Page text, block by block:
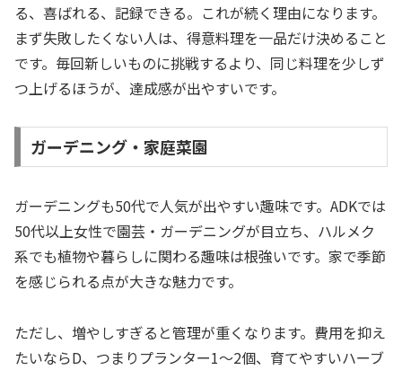
る、喜ばれる、記録できる。これが続く理由になります。
まず失敗したくない人は、得意料理を一品だけ決めること
です。毎回新しいものに挑戦するより、同じ料理を少しず
つ上げるほうが、達成感が出やすいです。
ガーデニング・家庭菜園
ガーデニングも50代で人気が出やすい趣味です。ADKでは
50代以上女性で園芸・ガーデニングが目立ち、ハルメク
系でも植物や暮らしに関わる趣味は根強いです。家で季節
を感じられる点が大きな魅力です。
ただし、増やしすぎると管理が重くなります。費用を抑え
たいならD、つまりプランター1〜2個、育てやすいハーブ